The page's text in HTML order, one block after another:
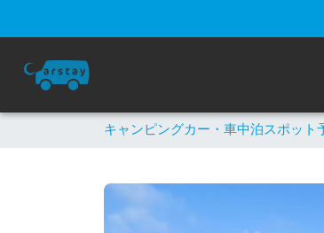
キャンピングカー・車中泊スポット